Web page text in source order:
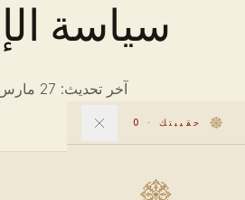
حقيبتك ·
0
سياسة
آخر تحديث: 27 مارس 2026